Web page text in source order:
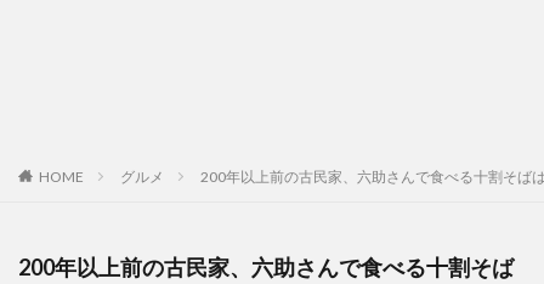
HOME グルメ 200年以上前の古民家、六助さんで食べる十割そば
200年以上前の古民家、六助さんで食べる十割そば